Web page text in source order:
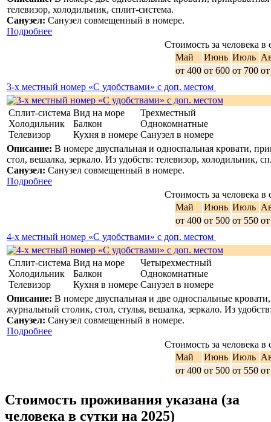
телевизор, холодильник, сплит-система.
Санузел: Санузел совмещенный в номере.
Подробнее
Стоимость за человека в
Май
Июнь Июль
от 400 от 600 от 700
3-х местный номер «С удобствами» с доп. местом
Сплит-система
Холодильник
Телевизор
Вид на море
Балкон
Кухня в номере
Трехместный
Однокомнатные
Санузел в номере
Описание: В номере двуспальная и односпальная кровати,
стол, вешалка, зеркало. Из удобств: телевизор, холодильник,
Санузел: Санузел совмещенный в номере.
Подробнее
Стоимость за человека в
Май
Июнь Июль
от 400 от 500 от 550
4-х местный номер «С удобствами» с доп. местом
Сплит-система
Холодильник
Телевизор
Вид на море
Балкон
Кухня в номере
Четырехместный
Однокомнатные
Санузел в номере
Описание: В номере двуспальная и две односпальные
журнальный столик, стол, стулья, вешалка, зеркало. Из
Санузел: Санузел совмещенный в номере.
Подробнее
Стоимость за человека в
Май
Июнь Июль
от 400 от 500 от 550
Стоимость проживания указана (за
человека в сутки на 2025)